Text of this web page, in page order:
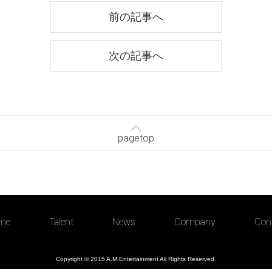
前の記事へ
次の記事へ
pagetop
Talent News Company
Copyright © 2015 A.M.Entertainment All Rights Reserved.